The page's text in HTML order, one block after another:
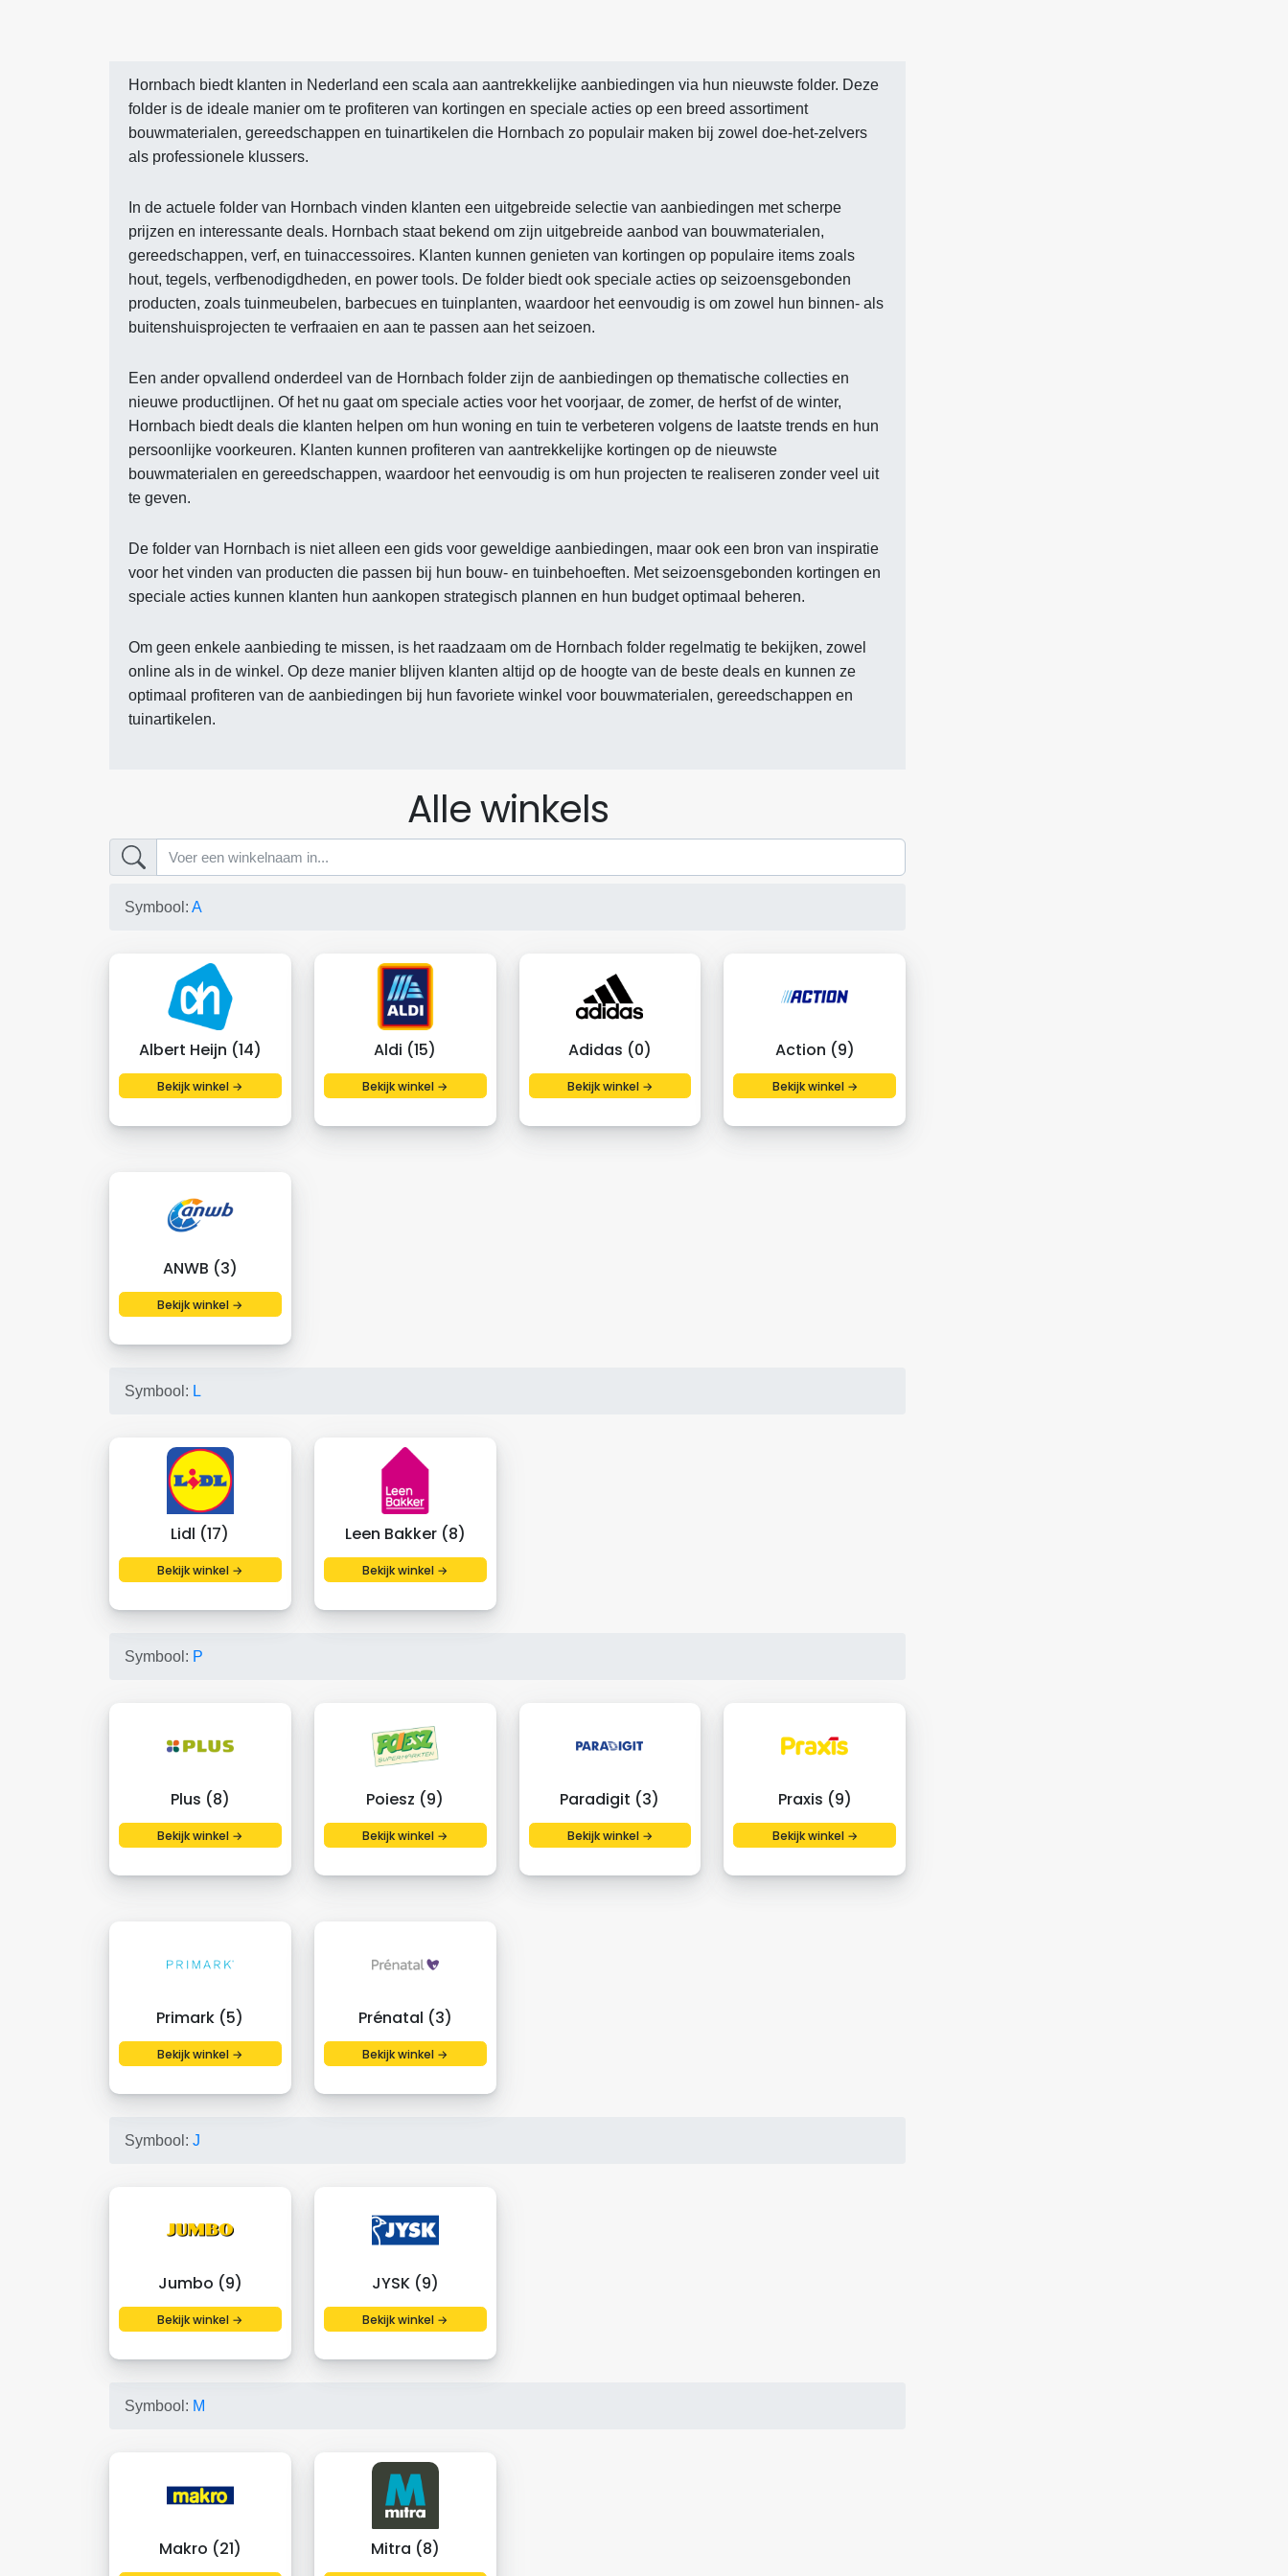
Hornbach biedt klanten in Nederland een scala aan aantrekkelijke aanbiedingen via hun nieuwste folder. Deze
folder is de ideale manier om te profiteren van kortingen en speciale acties op een breed assortiment
bouwmaterialen, gereedschappen en tuinartikelen die Hornbach zo populair maken bij zowel doe-het-zelvers
als professionele klussers.
In de actuele folder van Hornbach vinden klanten een uitgebreide selectie van aanbiedingen met scherpe
prijzen en interessante deals. Hornbach staat bekend om zijn uitgebreide aanbod van bouwmaterialen,
gereedschappen, verf, en tuinaccessoires. Klanten kunnen genieten van kortingen op populaire items zoals
hout, tegels, verfbenodigdheden, en power tools. De folder biedt ook speciale acties op seizoensgebonden
producten, zoals tuinmeubelen, barbecues en tuinplanten, waardoor het eenvoudig is om zowel hun binnen- als
buitenshuisprojecten te verfraaien en aan te passen aan het seizoen.
Een ander opvallend onderdeel van de Hornbach folder zijn de aanbiedingen op thematische collecties en
nieuwe productlijnen. Of het nu gaat om speciale acties voor het voorjaar, de zomer, de herfst of de winter,
Hornbach biedt deals die klanten helpen om hun woning en tuin te verbeteren volgens de laatste trends en hun
persoonlijke voorkeuren. Klanten kunnen profiteren van aantrekkelijke kortingen op de nieuwste
bouwmaterialen en gereedschappen, waardoor het eenvoudig is om hun projecten te realiseren zonder veel uit
te geven.
De folder van Hornbach is niet alleen een gids voor geweldige aanbiedingen, maar ook een bron van inspiratie
voor het vinden van producten die passen bij hun bouw- en tuinbehoeften. Met seizoensgebonden kortingen en
speciale acties kunnen klanten hun aankopen strategisch plannen en hun budget optimaal beheren.
Om geen enkele aanbieding te missen, is het raadzaam om de Hornbach folder regelmatig te bekijken, zowel
online als in de winkel. Op deze manier blijven klanten altijd op de hoogte van de beste deals en kunnen ze
optimaal profiteren van de aanbiedingen bij hun favoriete winkel voor bouwmaterialen, gereedschappen en
tuinartikelen.
Alle winkels
Symbool: A
Albert Heijn (14)
Bekijk winkel →
Aldi (15)
Bekijk winkel →
Adidas (0)
Bekijk winkel →
Action (9)
Bekijk winkel →
ANWB (3)
Bekijk winkel →
Symbool: L
Lidl (17)
Bekijk winkel →
Leen Bakker (8)
Bekijk winkel →
Symbool: P
Plus (8)
Bekijk winkel →
Poiesz (9)
Bekijk winkel →
Paradigit (3)
Bekijk winkel →
Praxis (9)
Bekijk winkel →
Primark (5)
Bekijk winkel →
Prénatal (3)
Bekijk winkel →
Symbool: J
Jumbo (9)
Bekijk winkel →
JYSK (9)
Bekijk winkel →
Symbool: M
Makro (21) Mitra (8)